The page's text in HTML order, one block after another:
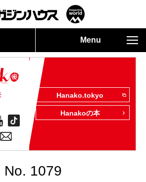
Menu
Hanako.tokyo
Hanakoの本
No. 1079